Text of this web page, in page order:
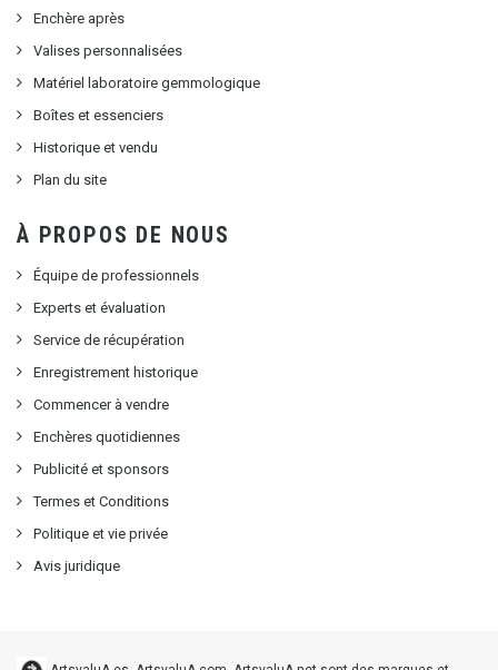
Enchère après
Valises personnalisées
Matériel laboratoire gemmologique
Boîtes et essenciers
Historique et vendu
Plan du site
À PROPOS DE NOUS
Équipe de professionnels
Experts et évaluation
Service de récupération
Enregistrement historique
Commencer à vendre
Enchères quotidiennes
Publicité et sponsors
Termes et Conditions
Politique et vie privée
Avis juridique